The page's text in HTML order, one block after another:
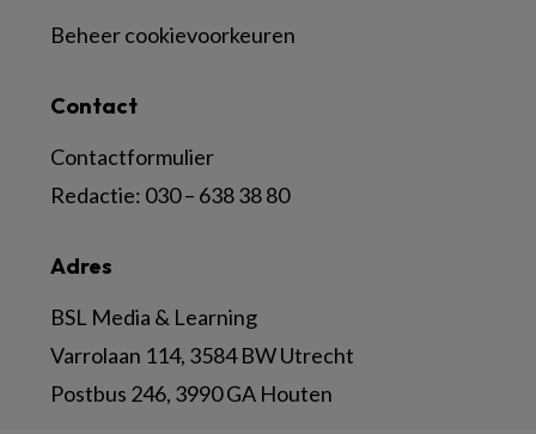
Adres
BSL Media & Learning
Varrolaan 114, 3584 BW Utrecht
Postbus 246, 3990 GA Houten
Contact
Contactformulier
Redactie: 030 – 638 38 80
Beheer cookievoorkeuren